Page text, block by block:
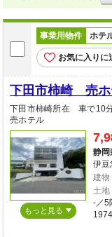
事業用物件 ホテ
お気に入りに
下田市柿崎 売ホ
下田市柿崎所在 車で10
売ホテル
もっと見る
静岡
伊豆
建物
土地
-／5